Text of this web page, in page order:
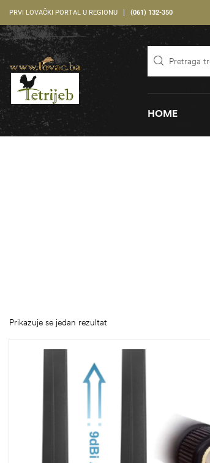
PRVI LOVAČKI PORTAL U REGIONU (061) 132-350
HOME
Prikazuje se jedan rezultat